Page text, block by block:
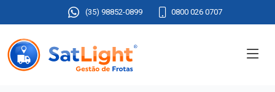
(35) 98852-0899 0800 026 0707